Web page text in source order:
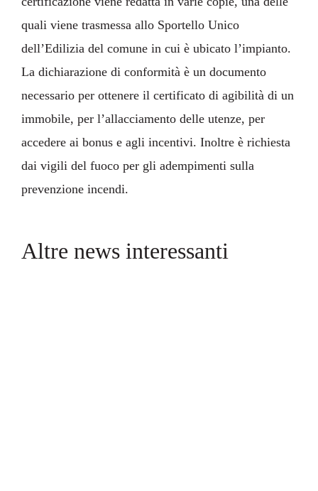
quali viene trasmessa allo Sportello Unico
dell’Edilizia del comune in cui è ubicato l’impianto.
La dichiarazione di conformità è un documento
necessario per ottenere il certificato di agibilità di un
immobile, per l’allacciamento delle utenze, per
accedere ai bonus e agli incentivi. Inoltre è richiesta
dai vigili del fuoco per gli adempimenti sulla
prevenzione incendi.
Altre news interessanti